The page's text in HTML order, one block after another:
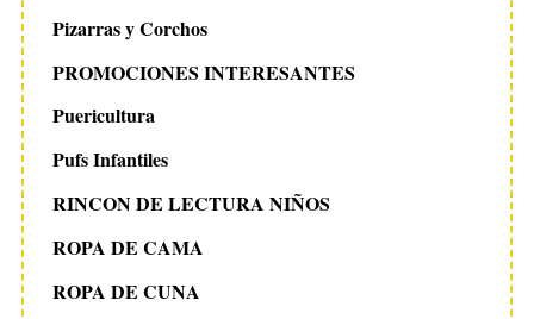
Pizarras y Corchos
PROMOCIONES INTERESANTES
Puericultura
Pufs Infantiles
RINCON DE LECTURA NIÑOS
ROPA DE CAMA
ROPA DE CUNA